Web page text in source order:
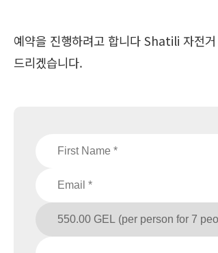
예약을 진행하려고 합니다 Shatili 자전
드리겠습니다.